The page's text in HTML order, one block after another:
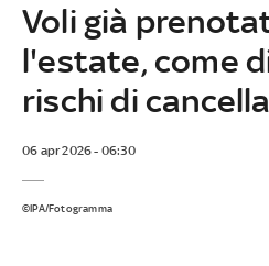
Voli già
l'estate, come
rischi di
06 apr 2026 - 06:30
©IPA/Fotogramma